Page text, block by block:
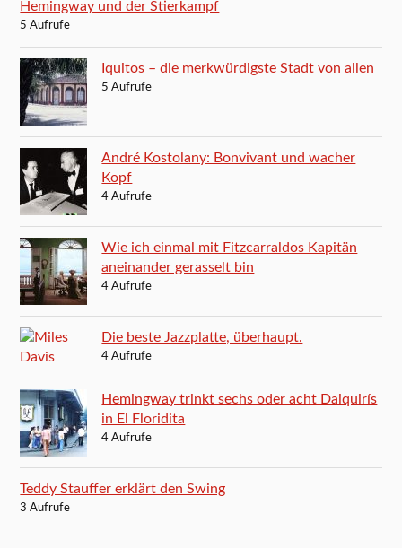
Hemingway und der Stierkampf
5 Aufrufe
Iquitos – die merkwürdigste Stadt von allen
5 Aufrufe
André Kostolany: Bonvivant und wacher
Kopf
4 Aufrufe
Wie ich einmal mit Fitzcarraldos Kapitän
aneinander gerasselt bin
4 Aufrufe
Die beste Jazzplatte, überhaupt.
4 Aufrufe
Hemingway trinkt sechs oder acht Daiquirís
in El Floridita
4 Aufrufe
Teddy Stauffer erklärt den Swing
3 Aufrufe